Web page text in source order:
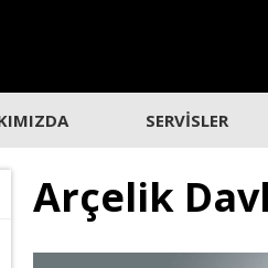
SERVİSLER
Arçelik